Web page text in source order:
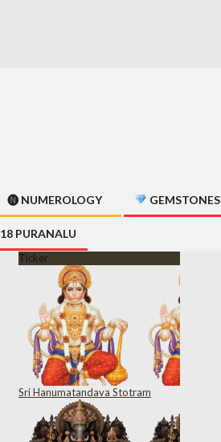
🅝 NUMEROLOGY GEMSTONES
18 PURANALU
Ticker
Sri Hanumatandava Stotram